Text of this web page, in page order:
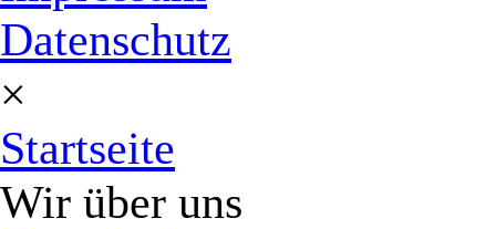
Datenschutz
×
Startseite
Wir über uns